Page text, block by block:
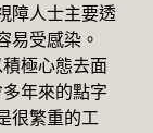
障人士主要透
易受感染。
極心態去面
年來的點字
很繁重的工